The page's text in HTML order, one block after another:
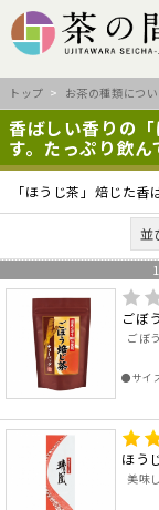
トップ > お茶の種類につ
香ばしい香りの
す。たっぷり飲ん
「ほうじ茶」焙じた
並
1
ごぼ
ごぼ
●サイ
ほう
美味